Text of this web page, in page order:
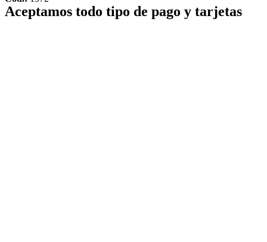
Aceptamos todo tipo de pago y tarjetas